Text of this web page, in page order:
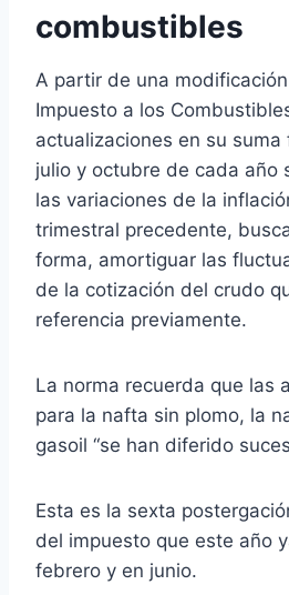
combustibles
A partir de una
Impuesto a los
actualizaciones en su
julio y octubre de cada año
las variaciones de la
trimestral precedente,
forma, amortiguar las
de la cotización del crudo
referencia previamente.
La norma recuerda que las
para la nafta sin plomo, la
gasoil “se han diferido
Esta es la sexta
del impuesto que este año
febrero y en junio.